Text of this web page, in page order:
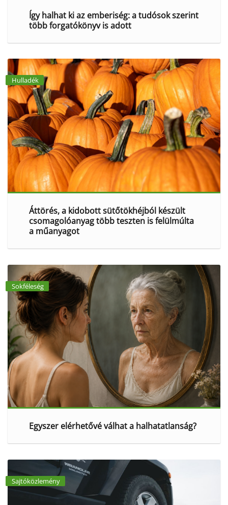
Így halhat ki az emberiség: a tudósok szerint
több forgatókönyv is adott
Hulladék
Áttörés, a kidobott sütőtökhéjból készült
csomagolóanyag több teszten is felülmúlta
a műanyagot
Sokféleség
Egyszer elérhetővé válhat a halhatatlanság?
Sajtóközlemény